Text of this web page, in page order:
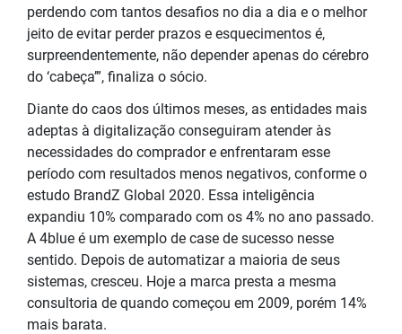
perdendo com tantos desafios no dia a dia e o melhor
jeito de evitar perder prazos e esquecimentos é,
surpreendentemente, não depender apenas do cérebro
do ‘cabeça’”, finaliza o sócio.
Diante do caos dos últimos meses, as entidades mais
adeptas à digitalização conseguiram atender às
necessidades do comprador e enfrentaram esse
período com resultados menos negativos, conforme o
estudo BrandZ Global 2020. Essa inteligência
expandiu 10% comparado com os 4% no ano passado.
A 4blue é um exemplo de case de sucesso nesse
sentido. Depois de automatizar a maioria de seus
sistemas, cresceu. Hoje a marca presta a mesma
consultoria de quando começou em 2009, porém 14%
mais barata.